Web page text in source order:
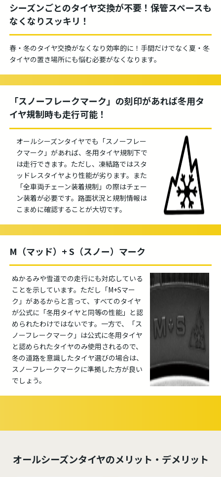
シーズンごとのタイヤ交換が不要！保管スペースも
なくなりスッキリ！
春・冬のタイヤ交換がなくなり効率的に！手間だけでなく夏・冬
タイヤの置き場所にも悩む必要がなくなります。
「スノーフレークマーク」の刻印があれば冬用タ
イヤ規制時も走行可能！
オールシーズンタイヤでも「スノーフレー
クマーク」があれば、冬用タイヤ規制下で
は走行できます。ただし、凍結路ではスタ
ッドレスタイヤより性能が劣ります。また
「全車両チェーン装着規制」の際はチェー
ン装着が必要です。路面状況と規制情報は
こまめに確認することが大切です。
M（マッド）+ S（スノー）マーク
ぬかるみや雪道での走行にも対応している
ことを示しています。ただし「M+Sマー
ク」があるからと言って、すべてのタイヤ
が公式に「冬用タイヤと同等の性能」と認
められたわけではないです。一方で、「ス
ノーフレークマーク」は公式に冬用タイヤ
と認められたタイヤのみ使用されるので、
冬の道路を意識したタイヤ選びの場合は、
スノーフレークマークに準拠した方が良い
でしょう。
オールシーズンタイヤのメリット・デメリット